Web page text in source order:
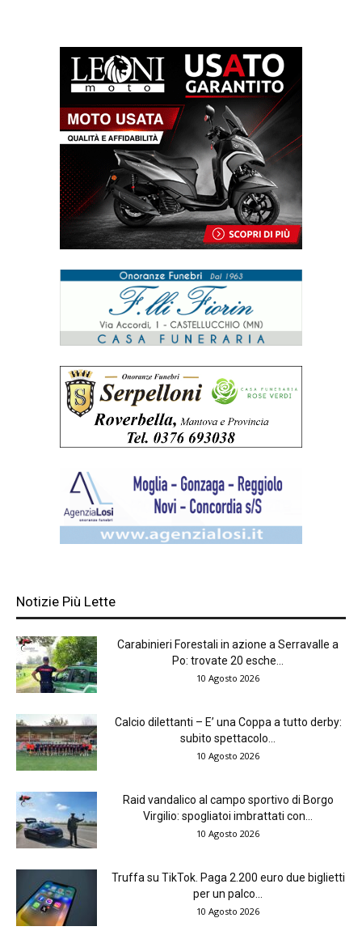
Notizie Più Lette
Carabinieri Forestali in azione a Serravalle a
Po: trovate 20 esche...
10 Agosto 2026
Calcio dilettanti – E’ una Coppa a tutto derby:
subito spettacolo...
10 Agosto 2026
Raid vandalico al campo sportivo di Borgo
Virgilio: spogliatoi imbrattati con...
10 Agosto 2026
Truffa su TikTok. Paga 2.200 euro due biglietti
per un palco...
10 Agosto 2026